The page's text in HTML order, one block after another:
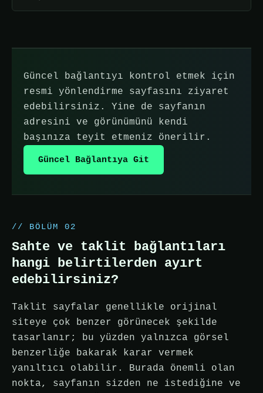
Güncel bağlantıyı kontrol etmek için
resmi yönlendirme sayfasını ziyaret
edebilirsiniz. Yine de sayfanın
adresini ve görünümünü kendi
başınıza teyit etmeniz önerilir.
Güncel Bağlantıya Git
// BÖLÜM 02
Sahte ve taklit bağlantıları
hangi belirtilerden ayırt
edebilirsiniz?
Taklit sayfalar genellikle orijinal
siteye çok benzer görünecek şekilde
tasarlanır; bu yüzden yalnızca görsel
benzerliğe bakarak karar vermek
yanıltıcı olabilir. Burada önemli olan
nokta, sayfanın sizden ne istediğine ve